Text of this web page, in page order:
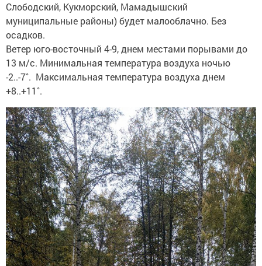
Слободский, Кукморский, Мамадышский
муниципальные районы) будет малооблачно. Без
осадков.
Ветер юго-восточный 4-9, днем местами порывами до
13 м/с. Минимальная температура воздуха ночью
-2..-7˚. Максимальная температура воздуха днем
+8..+11˚.